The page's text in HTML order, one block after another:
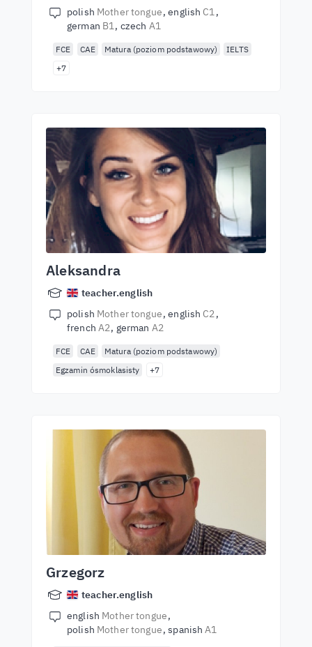
polish Mother tongue english C1
german B1 czech A1
FCE CAE Matura (poziom podstawowy)
IELTS
+7
Aleksandra
teacher.english
polish Mother tongue english C2
french A2 german A2
FCE CAE
Matura (poziom podstawowy)
Egzamin ósmoklasisty
+7
Grzegorz
teacher.english
english Mother tongue
polish Mother tongue spanishA1